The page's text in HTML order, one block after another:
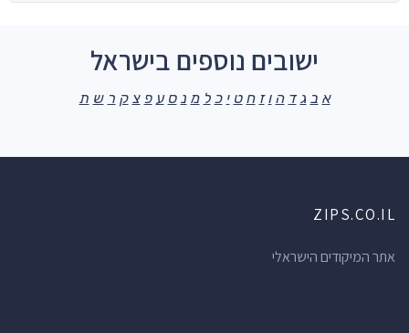
ישובים נוספים בישראל
א ב ג ד ה ו ז ח ט י כ ל מ נ ס ע פ צ ק ר ש ת
ZIPS.CO.IL
אתר המיקודים הישראלי